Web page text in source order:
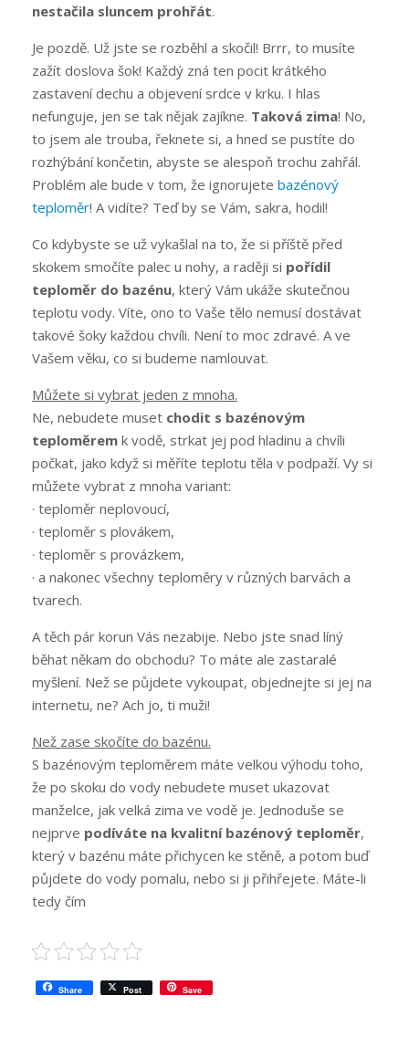
nestačila sluncem prohřát.
Je pozdě. Už jste se rozběhl a skočil! Brrr, to musíte
zažít doslova šok! Každý zná ten pocit krátkého
zastavení dechu a objevení srdce v krku. I hlas
nefunguje, jen se tak nějak zajíkne. Taková zima! No,
to jsem ale trouba, řeknete si, a hned se pustíte do
rozhýbání končetin, abyste se alespoň trochu zahřál.
Problém ale bude v tom, že ignorujete bazénový
teploměr! A vidíte? Teď by se Vám, sakra, hodil!
Co kdybyste se už vykašlal na to, že si příště před
skokem smočíte palec u nohy, a raději si pořídil
teploměr do bazénu, který Vám ukáže skutečnou
teplotu vody. Víte, ono to Vaše tělo nemusí dostávat
takové šoky každou chvíli. Není to moc zdravé. A ve
Vašem věku, co si budeme namlouvat.
Můžete si vybrat jeden z mnoha.
Ne, nebudete muset chodit s bazénovým
teploměrem k vodě, strkat jej pod hladinu a chvíli
počkat, jako když si měříte teplotu těla v podpaží. Vy si
můžete vybrat z mnoha variant:
· teploměr neplovoucí,
· teploměr s plovákem,
· teploměr s provázkem,
· a nakonec všechny teploměry v různých barvách a
tvarech.
A těch pár korun Vás nezabije. Nebo jste snad líný
běhat někam do obchodu? To máte ale zastaralé
myšlení. Než se půjdete vykoupat, objednejte si jej na
internetu, ne? Ach jo, ti muži!
Než zase skočíte do bazénu.
S bazénovým teploměrem máte velkou výhodu toho,
že po skoku do vody nebudete muset ukazovat
manželce, jak velká zima ve vodě je. Jednoduše se
nejprve podíváte na kvalitní bazénový teploměr,
který v bazénu máte přichycen ke stěně, a potom buď
půjdete do vody pomalu, nebo si ji přihřejete. Máte-li
tedy čím
Share Post Save